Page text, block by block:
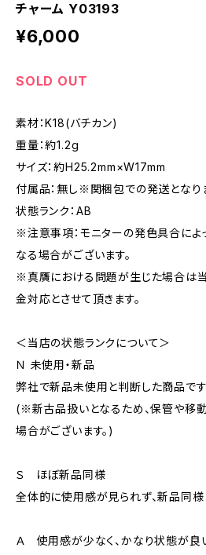
チャーム Y03193
¥6,000
SOLD OUT
素材：K18(バチカン)
重量：約1.2g
サイズ：約H25.2mm×W17mm
付属品：無し※関梱包での発送となり
状態ランク：AB
※注意事項：モニターの発色具合によ
なる場合がございます。
※真贋における問題が生じた場合は
金対応とさせて頂きます。
＜当店の状態ランクについて＞
Ｎ 未使用・新品
弊社で新品未使用と判断した商品です
(※新古品扱いとなるため、保管や移
場合がございます。)
Ｓ ほぼ新品同様
全体的に使用感が見られず、新品同様
Ａ 使用感が少なく、かなり状態が良